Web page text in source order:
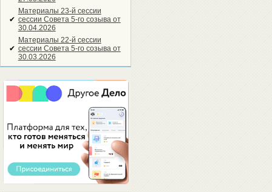
✔
Материалы 23-й сессии
сессии Совета 5-го созыва от
30.04.2026
✔
Материалы 22-й сессии
сессии Совета 5-го созыва от
30.03.2026